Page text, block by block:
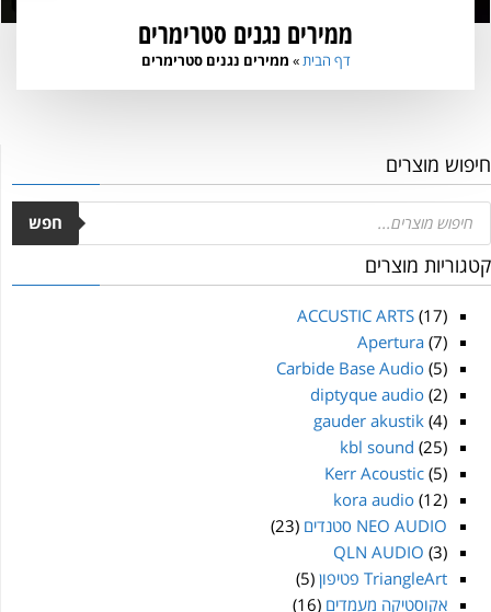
ממירים נגנים סטרימרים
דף הבית» ממירים נגנים סטרימרים
חיפוש מוצרים
חפש
קטגוריות מוצרים
ACCUSTIC ARTS (17)
Apertura (7)
Carbide Base Audio (5)
diptyque audio (2)
gauder akustik (4)
kbl sound (25)
Kerr Acoustic (5)
kora audio (12)
NEO AUDIO סטנדים
(23)
QLN AUDIO (3)
TriangleArt פטיפון
(5)
אקוסטיקה מעמדים (16)